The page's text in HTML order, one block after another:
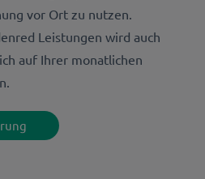
vor Ort zu nutzen.
Leistungen wird auch
auf Ihrer monatlichen